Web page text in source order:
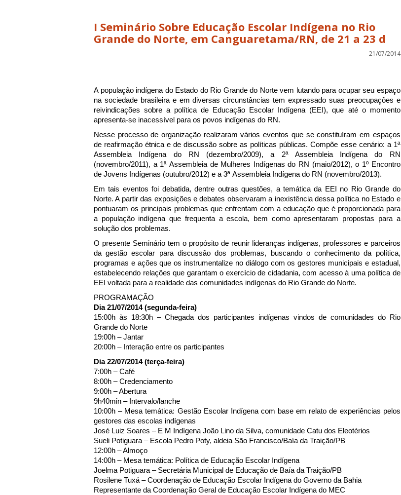
I Seminário Sobre Educação Escolar Indígena no Rio
Grande do Norte, em Canguaretama/RN, de 21 a 23 d
21/07/2014
A população indígena do Estado do Rio Grande do Norte vem lutando para ocupar seu espaço
na sociedade brasileira e em diversas circunstâncias tem expressado suas preocupações e
reivindicações sobre a política de Educação Escolar Indígena (EEI), que até o momento
apresenta-se inacessível para os povos indígenas do RN.
Nesse processo de organização realizaram vários eventos que se constituíram em espaços
de reafirmação étnica e de discussão sobre as políticas públicas. Compõe esse cenário: a 1ª
Assembleia Indígena do RN (dezembro/2009), a 2ª Assembleia Indígena do RN
(novembro/2011), a 1ª Assembleia de Mulheres Indígenas do RN (maio/2012), o 1º Encontro
de Jovens Indígenas (outubro/2012) e a 3ª Assembleia Indígena do RN (novembro/2013).
Em tais eventos foi debatida, dentre outras questões, a temática da EEI no Rio Grande do
Norte. A partir das exposições e debates observaram a inexistência dessa política no Estado e
pontuaram os principais problemas que enfrentam com a educação que é proporcionada para
a população indígena que frequenta a escola, bem como apresentaram propostas para a
solução dos problemas.
O presente Seminário tem o propósito de reunir lideranças indígenas, professores e parceiros
da gestão escolar para discussão dos problemas, buscando o conhecimento da política,
programas e ações que os instrumentalize no diálogo com os gestores municipais e estadual,
estabelecendo relações que garantam o exercício de cidadania, com acesso à uma política de
EEI voltada para a realidade das comunidades indígenas do Rio Grande do Norte.
PROGRAMAÇÃO
Dia 21/07/2014 (segunda-feira)
15:00h às 18:30h – Chegada dos participantes indígenas vindos de comunidades do Rio
Grande do Norte
19:00h – Jantar
20:00h – Interação entre os participantes
Dia 22/07/2014 (terça-feira)
7:00h – Café
8:00h – Credenciamento
9:00h – Abertura
9h40min – Intervalo/lanche
10:00h – Mesa temática: Gestão Escolar Indígena com base em relato de experiências pelos
gestores das escolas indígenas
José Luiz Soares – E M Indígena João Lino da Silva, comunidade Catu dos Eleotérios
Sueli Potiguara – Escola Pedro Poty, aldeia São Francisco/Baía da Traição/PB
12:00h – Almoço
14:00h – Mesa temática: Política de Educação Escolar Indígena
Joelma Potiguara – Secretária Municipal de Educação de Baía da Traição/PB
Rosilene Tuxá – Coordenação de Educação Escolar Indígena do Governo da Bahia
Representante da Coordenação Geral de Educação Escolar Indígena do MEC